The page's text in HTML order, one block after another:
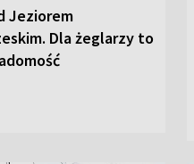
Jeziorem
Dla żeglarzy to